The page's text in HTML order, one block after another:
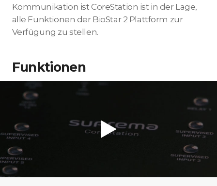
Kommunikation ist CoreStation ist in der Lage,
alle Funktionen der BioStar 2 Plattform zur
Verfügung zu stellen.
Funktionen